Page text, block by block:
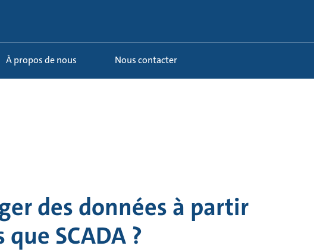
À propos de nous Nous contacter
des données à partir
SCADA ?